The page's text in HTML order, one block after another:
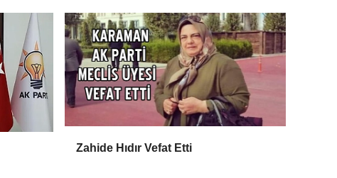
Zahide Hıdır Vefat Etti